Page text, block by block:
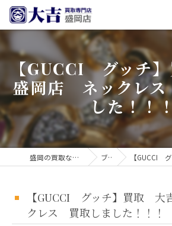
【GUCCI グッチ
盛岡店 ネックレ
した！！
盛岡の買取なら買取大吉 盛岡店 ブログ 【GUCCI グッチ】買
【GUCCI グッチ】買取 大
クレス 買取しました！！！